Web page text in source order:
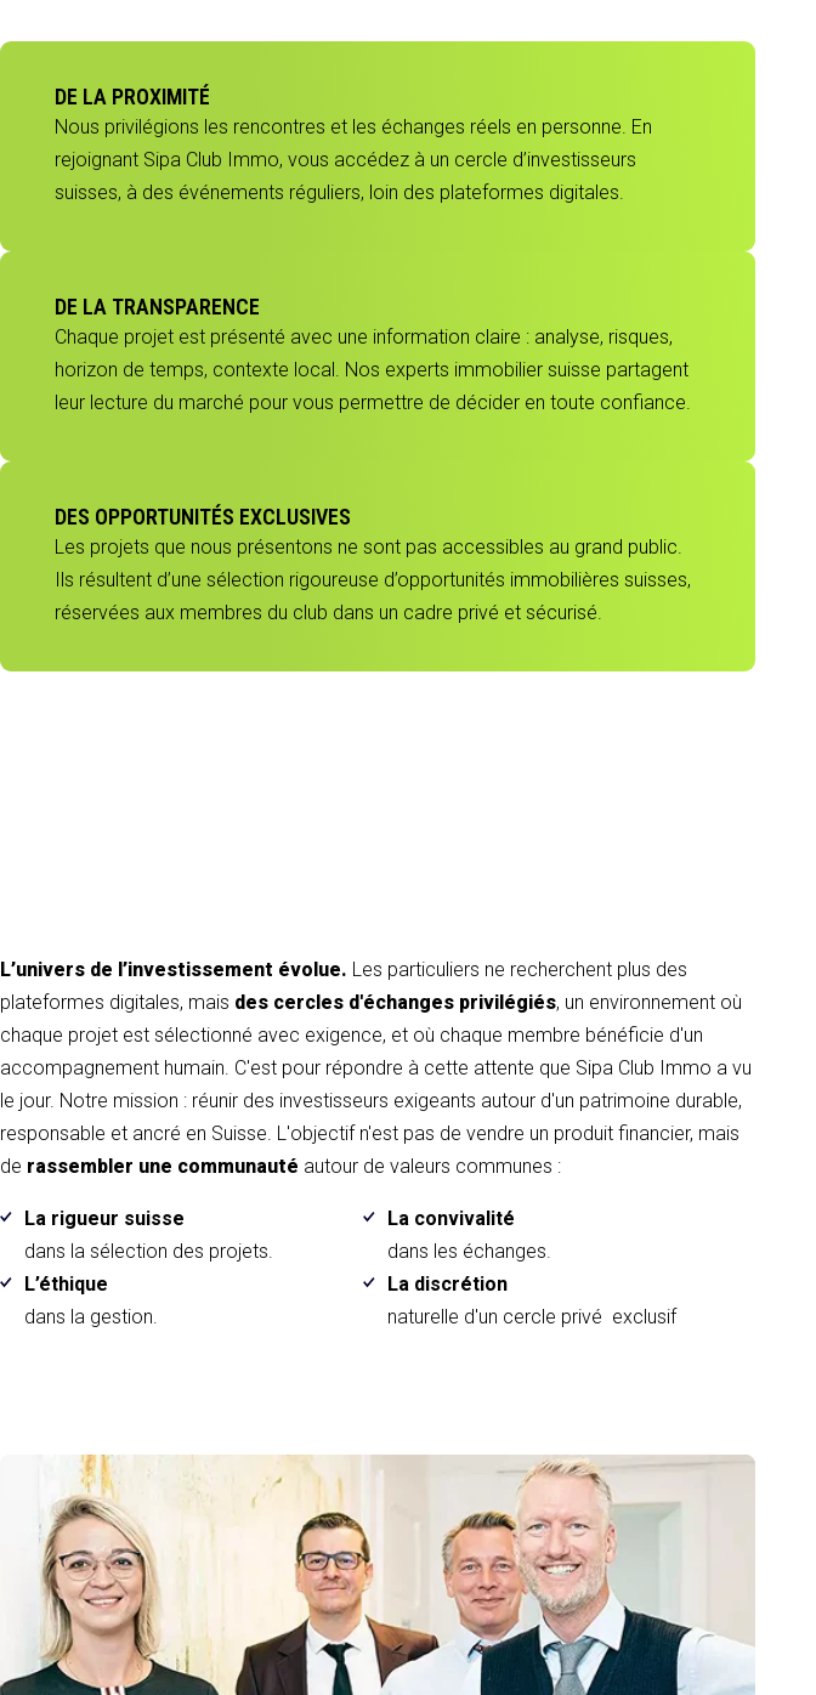
DE LA PROXIMITÉ
Nous privilégions les rencontres et les échanges réels en personne. En
rejoignant Sipa Club Immo, vous accédez à un cercle d’investisseurs
suisses, à des événements réguliers, loin des plateformes digitales.
DE LA TRANSPARENCE
Chaque projet est présenté avec une information claire : analyse, risques,
horizon de temps, contexte local. Nos experts immobilier suisse partagent
leur lecture du marché pour vous permettre de décider en toute confiance.
DES OPPORTUNITÉS EXCLUSIVES
Les projets que nous présentons ne sont pas accessibles au grand public.
Ils résultent d’une sélection rigoureuse d’opportunités immobilières suisses,
réservées aux membres du club dans un cadre privé et sécurisé.
L’univers de l’investissement évolue. Les particuliers ne recherchent plus des
plateformes digitales, mais des cercles d'échanges privilégiés, un environnement où
chaque projet est sélectionné avec exigence, et où chaque membre bénéficie d'un
accompagnement humain. C'est pour répondre à cette attente que Sipa Club Immo a vu
le jour. Notre mission : réunir des investisseurs exigeants autour d'un patrimoine durable,
responsable et ancré en Suisse. L'objectif n'est pas de vendre un produit financier, mais
de rassembler une communauté autour de valeurs communes :
La rigueur suisse
dans la sélection des projets.
La convivalité
dans les échanges.
L’éthique
dans la gestion.
La discrétion
naturelle d'un cercle privé exclusif